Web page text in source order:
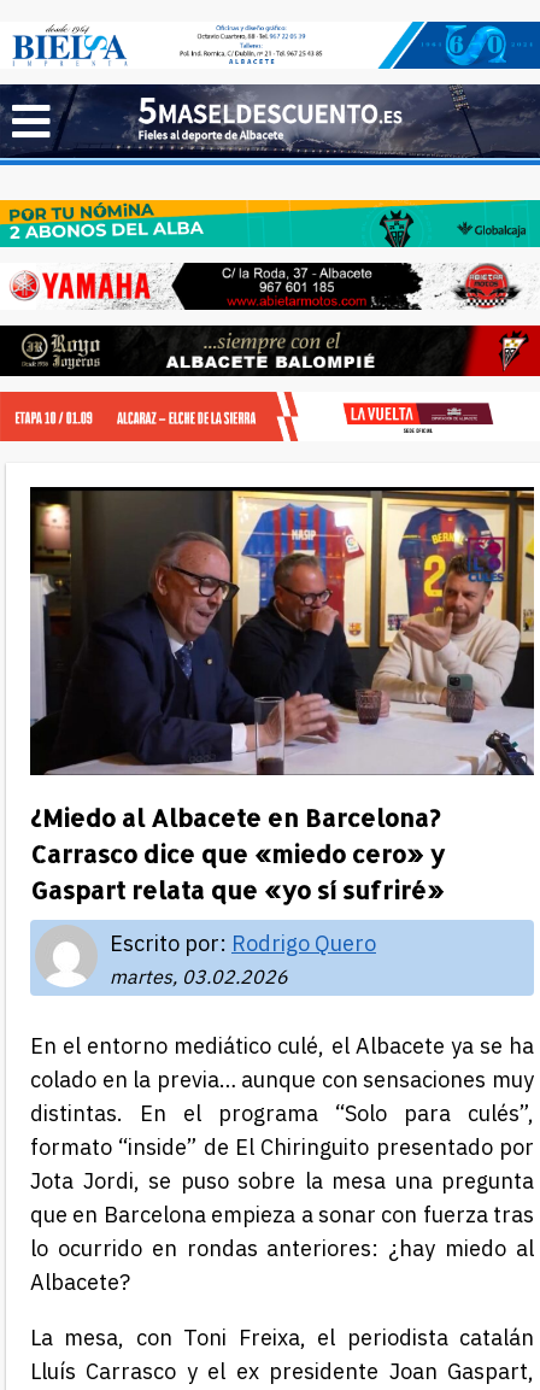
¿Miedo al Albacete en Barcelona?
Carrasco dice que «miedo cero» y
Gaspart relata que «yo sí sufriré»
Escrito por: Rodrigo Quero
martes, 03.02.2026
En el entorno mediático culé, el Albacete ya se ha
colado en la previa… aunque con sensaciones muy
distintas. En el programa “Solo para culés”,
formato “inside” de El Chiringuito presentado por
Jota Jordi, se puso sobre la mesa una pregunta
que en Barcelona empieza a sonar con fuerza tras
lo ocurrido en rondas anteriores: ¿hay miedo al
Albacete?
La mesa, con Toni Freixa, el periodista catalán
Lluís Carrasco y el ex presidente Joan Gaspart,